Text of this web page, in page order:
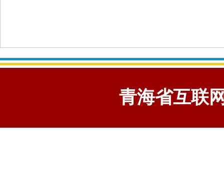
青海省互联